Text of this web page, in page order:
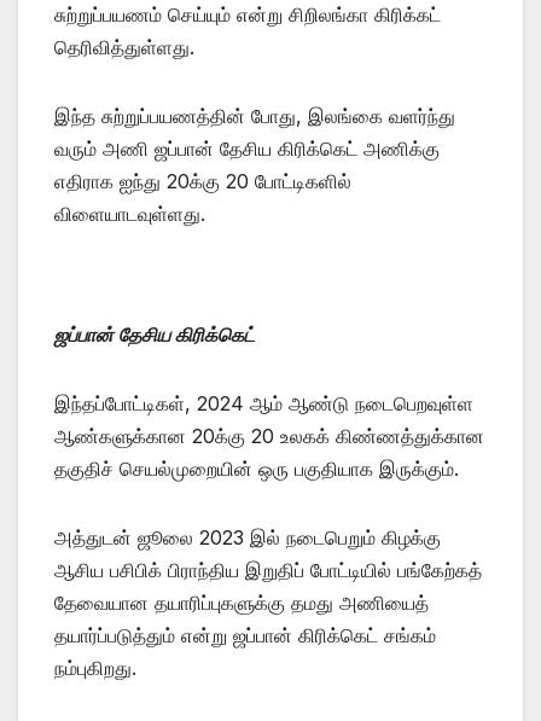
சுற்றுப்பயணம் செய்யும் என்று சிறிலங்கா கிரிக்கட்
தெரிவித்துள்ளது.
இந்த சுற்றுப்பயணத்தின் போது, இலங்கை வளர்ந்து
வரும் அணி ஜப்பான் தேசிய கிரிக்கெட் அணிக்கு
எதிராக ஐந்து 20க்கு 20 போட்டிகளில்
விளையாடவுள்ளது.
ஜப்பான் தேசிய கிரிக்கெட்
இந்தப்போட்டிகள், 2024 ஆம் ஆண்டு நடைபெறவுள்ள
ஆண்களுக்கான 20க்கு 20 உலகக் கிண்ணத்துக்கான
தகுதிச் செயல்முறையின் ஒரு பகுதியாக இருக்கும்.
அத்துடன் ஜூலை 2023 இல் நடைபெறும் கிழக்கு
ஆசிய பசிபிக் பிராந்திய இறுதிப் போட்டியில் பங்கேற்கத்
தேவையான தயாரிப்புகளுக்கு தமது அணியைத்
தயார்ப்படுத்தும் என்று ஜப்பான் கிரிக்கெட் சங்கம்
நம்புகிறது.